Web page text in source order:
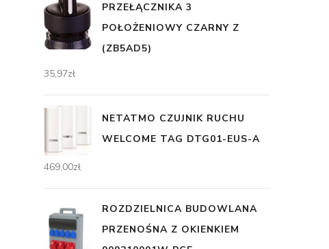
PRZEŁĄCZNIKA 3
POŁOŻENIOWY CZARNY Z
(ZB5AD5)
35,97zł
NETATMO CZUJNIK RUCHU
WELCOME TAG DTG01-EUS-A
469,00zł
ROZDZIELNICA BUDOWLANA
PRZENOŚNA Z OKIENKIEM